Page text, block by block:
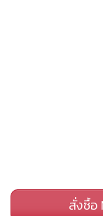
สั่งซื้อ